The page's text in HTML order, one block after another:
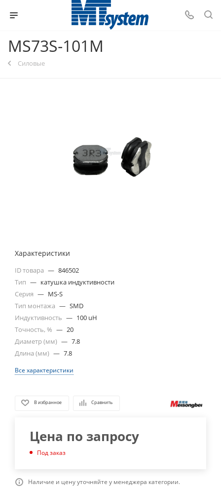
MS73S-101M
Силовые
Характеристики
ID товара — 846502
Тип — катушка индуктивности
Серия — MS-S
Тип монтажа — SMD
Индуктивность — 100 uH
Точность, % — 20
Диаметр (мм) — 7.8
Длина (мм) — 7.8
Все характеристики
В избранное Сравнить
Цена по запросу
Под заказ
Наличие и цену уточняйте у менеджера категории.